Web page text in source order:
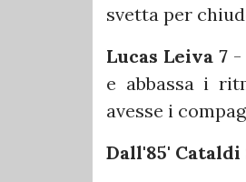
svetta per
Lucas Leiva 7 -
e abbassa i
avesse i
Dall'85' Cataldi